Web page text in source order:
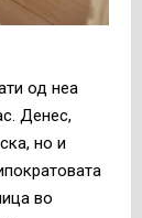
од неа
Денес,
но и
во